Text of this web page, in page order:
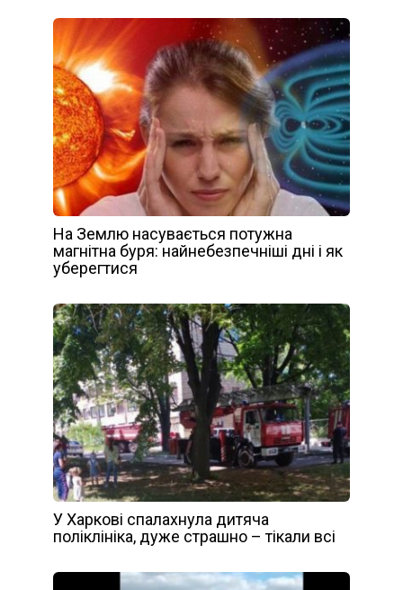
На Землю насувається потужна
магнітна буря: найнебезпечніші дні і як
уберегтися
У Харкові спалахнула дитяча
поліклініка, дуже страшно – тікали всі